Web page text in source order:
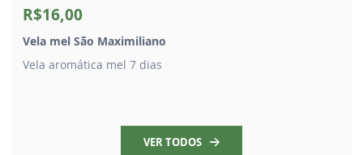
R$16,00
Vela mel São Maximiliano
Vela aromática mel 7 dias
VER TODOS